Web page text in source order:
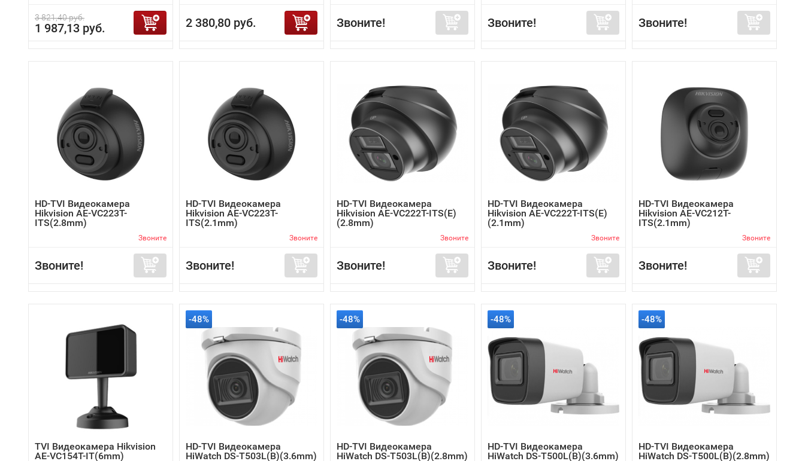
3 821,40 руб.
1 987,13 руб. 2 380,80 руб. Звоните! Звоните! Звоните!
HD-TVI Видеокамера
Hikvision AE-VC223T-
ITS(2.8mm)
Звоните
Звоните!
HD-TVI Видеокамера
Hikvision AE-VC223T-
ITS(2.1mm)
Звоните
Звоните!
HD-TVI Видеокамера
Hikvision AE-VC222T-ITS(E)
(2.8mm)
Звоните
Звоните!
HD-TVI Видеокамера
Hikvision AE-VC222T-ITS(E)
(2.1mm)
Звоните
Звоните!
HD-TVI Видеокамера
Hikvision AE-VC212T-
ITS(2.1mm)
Звоните
Звоните!
TVI Видеокамера Hikvision
AE-VC154T-IT(6mm)
-48%
HD-TVI Видеокамера
HiWatch DS-T503L(B)(3.6mm)
-48%
HD-TVI Видеокамера
HiWatch DS-T503L(B)(2.8mm)
-48%
HD-TVI Видеокамера
HiWatch DS-T500L(B)(3.6mm)
-48%
HD-TVI Видеокамера
HiWatch DS-T500L(B)(2.8mm)